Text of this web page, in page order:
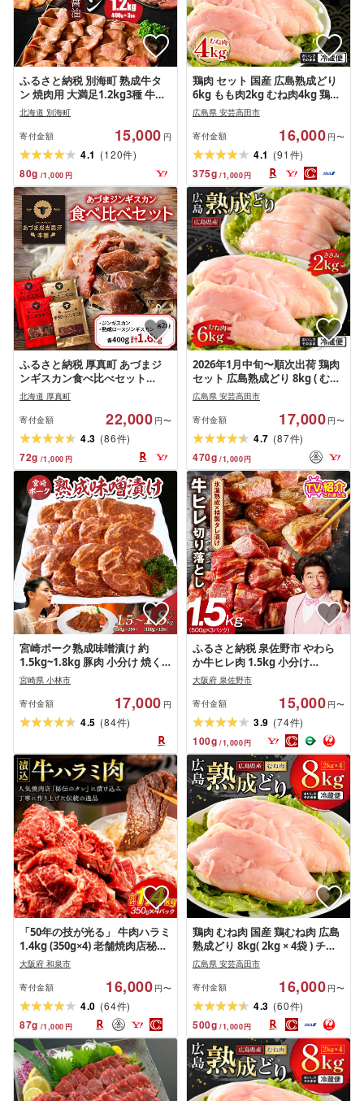
ふるさと納税 別海町 熟成牛タ
ン 焼肉用 大満足1.2kg3種 牛タ
ン厚切りスライス ステーキ 別
海町ふるさと納税
北海道 別海町
寄付金額 15,000 円
4.1 (120件)
80g /1,000 円
鶏肉 セット 国産 広島熟成どり
6kg もも肉2kg むね肉4kg 鶏胸
肉 鶏むね肉 鶏もも肉 胸肉 とり
むね肉 鳥もも肉 もも肉 チキン
大容量 業務用 家庭用 お弁当 唐
揚げ 冷蔵 ジューシー やわらか
精肉 広島県 安芸高田市 送料無
料[配達不可:沖縄・離島]
広島県 安芸高田市
寄付金額 16,000 円〜
4.1 (91件)
375g /1,000円
ふるさと納税 厚真町 あづまジ
ンギスカン食べ比べセット
1.6kg柔らか肉質ロース・昔な
がらのジンギスカン
北海道 厚真町
寄付金額 22,000 円〜
4.3 (86件)
72g /1,000 円
2026年1月中旬〜順次出荷 鶏肉
セット 広島熟成どり 8kg ( むね
肉 6kg ・ささみ 2kg ) 配達不可:
沖縄・離島 胸肉 ササミ
広島県 安芸高田市
寄付金額 17,000 円〜
4.7 (87件)
470g /1,000円
宮崎ポーク熟成味噌漬け 約
1.5kg~1.8kg 豚肉 小分け 焼く
だけ 簡単調理 冷凍 味付け肉 み
そ漬け 宮崎 肉 豚 おかず 簡単 焼
肉 お肉 ギフト 贈り物 贈答 味付
き肉 宮崎県 小林市 送料無料
宮崎県 小林市
寄付金額 17,000 円
4.5 (84件)
ふるさと納税 泉佐野市 やわら
か牛ヒレ肉 1.5kg 小分け
500g×3P 氷温熟成×特製ダレ
大阪府 泉佐野市
寄付金額 15,000 円〜
3.9 (74件)
100g /1,000円
「50年の技が光る」 牛肉ハラミ
1.4kg (350g×4) 老舗焼肉店秘伝
のタレ仕込み_ ハラミ 牛肉 肉 焼
肉 牛ハラミ 味付け肉 冷凍 熟成
人気 おすすめ 送料無料 味噌漬
け 伝統 秘伝 タレ 贈答 ギフト
[配送不可地域:離島]
大阪府 和泉市
寄付金額 16,000 円〜
4.0 (64件)
87g /1,000 円
鶏肉 むね肉 国産 鶏むね肉 広島
熟成どり 8kg( 2kg × 4袋 ) チキ
ン 鶏胸肉 胸肉 鳥むね肉 とりむ
ね肉 鶏 肉 大容量 業務用 家庭用
お弁当 唐揚げ 冷蔵 ヘルシー ジ
ューシー やわらか 美味しい 精
肉 広島県 安芸高田市 送料無料
[配達不可:沖縄・離島]
広島県 安芸高田市
寄付金額 16,000 円〜
4.3 (60件)
500g /1,000円